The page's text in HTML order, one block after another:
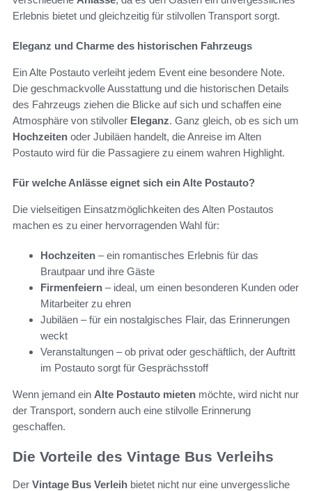
Erlebnis bietet und gleichzeitig für stilvollen Transport sorgt.
Eleganz und Charme des historischen Fahrzeugs
Ein Alte Postauto verleiht jedem Event eine besondere Note.
Die geschmackvolle Ausstattung und die historischen Details
des Fahrzeugs ziehen die Blicke auf sich und schaffen eine
Atmosphäre von stilvoller Eleganz. Ganz gleich, ob es sich um
Hochzeiten oder Jubiläen handelt, die Anreise im Alten
Postauto wird für die Passagiere zu einem wahren Highlight.
Für welche Anlässe eignet sich ein Alte Postauto?
Die vielseitigen Einsatzmöglichkeiten des Alten Postautos
machen es zu einer hervorragenden Wahl für:
Hochzeiten – ein romantisches Erlebnis für das
Brautpaar und ihre Gäste
Firmenfeiern – ideal, um einen besonderen Kunden oder
Mitarbeiter zu ehren
Jubiläen – für ein nostalgisches Flair, das Erinnerungen
weckt
Veranstaltungen – ob privat oder geschäftlich, der Auftritt
im Postauto sorgt für Gesprächsstoff
Wenn jemand ein Alte Postauto mieten möchte, wird nicht nur
der Transport, sondern auch eine stilvolle Erinnerung
geschaffen.
Die Vorteile des Vintage Bus Verleihs
Der Vintage Bus Verleih bietet nicht nur eine unvergessliche